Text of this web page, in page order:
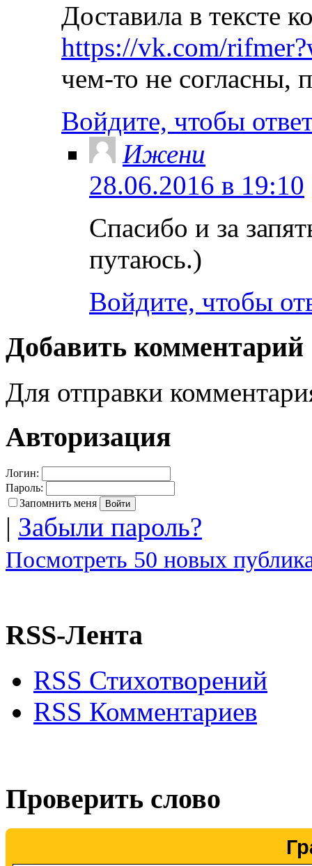
Доставила в тексте
https://vk.com/
чем-то не
Войдите, чтобы
Ижени
28.06.2016 в 19:10
Спасибо и за
путаюсь.)
Войдите, чтобы
Добавить комментарий
Для отправки
Авторизация
Логин:
Пароль:
Запомнить меня
| Забыли пароль?
Посмотреть 50 новых
RSS-Лента
RSS Стихотворений
RSS Комментариев
Проверить слово